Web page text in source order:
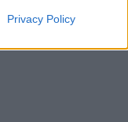
Privacy Policy